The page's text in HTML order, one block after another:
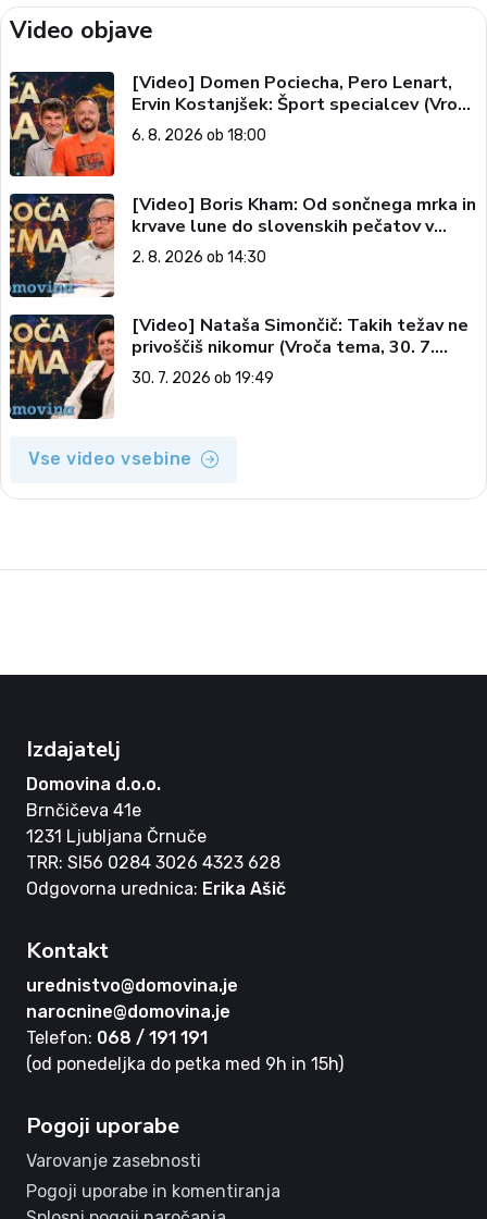
Video objave
[Video] Domen Pociecha, Pero Lenart,
Ervin Kostanjšek: Šport specialcev (Vroča
tema, 6. 8. 2026)
6. 8. 2026 ob 18:00
[Video] Boris Kham: Od sončnega mrka in
krvave lune do slovenskih pečatov v
vesolju (Vroča tema, 2. 8. 2026)
2. 8. 2026 ob 14:30
[Video] Nataša Simončič: Takih težav ne
privoščiš nikomur (Vroča tema, 30. 7.
2026)
30. 7. 2026 ob 19:49
Vse video vsebine
Izdajatelj
Domovina d.o.o.
Brnčičeva 41e
1231 Ljubljana Črnuče
TRR: SI56 0284 3026 4323 628
Odgovorna urednica: Erika Ašič
Kontakt
urednistvo@domovina.je
narocnine@domovina.je
Telefon: 068 / 191 191
(od ponedeljka do petka med 9h in 15h)
Pogoji uporabe
Varovanje zasebnosti
Pogoji uporabe in komentiranja